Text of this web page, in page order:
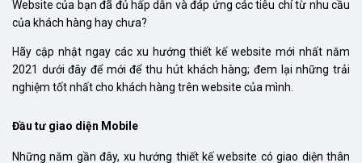
Website của bạn đã đủ hấp dẫn và đáp ứng các tiêu chí từ nhu cầu
của khách hàng hay chưa?
Hãy cập nhật ngay các xu hướng thiết kế website mới nhất năm
2021 dưới đây để mới để thu hút khách hàng; đem lại những trải
nghiệm tốt nhất cho khách hàng trên website của mình.
Đầu tư giao diện Mobile
Những năm gần đây, xu hướng thiết kế website có giao diện thân